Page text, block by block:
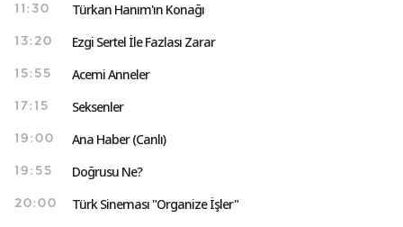
11:30 Türkan Hanım'ın Konağı
13:20 Ezgi Sertel İle Fazlası Zarar
15:55 Acemi Anneler
17:15 Seksenler
19:00 Ana Haber (Canlı)
19:55 Doğrusu Ne?
20:00 Türk Sineması "Organize İşler"